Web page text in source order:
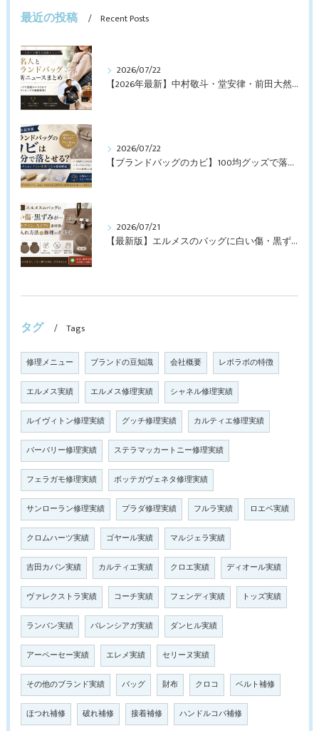
最近の投稿 Recent Posts
2026/07/22
【2026年最新】中村敬斗・堂安律・前田大然も愛用！日本代表選手が持つブランドバッグとは？修理・メンテナンス方法も解説
2026/07/22
【ブランドバッグのカビ】100均グッズで落とせる？プロが教えるNGなお手入れと修理すべきケース【最新版】
2026/07/21
【最新版】エルメスのバッグに白い傷・黒ずみが…トゴ・エプソン・スイフト素材別のお手入れ方法と修理のポイント
タグ Tags
修理メニュー ブランドの豆知識 会社概要 レボラボの特徴
エルメス実績 エルメス修理実績 シャネル修理実績
ルイヴィトン修理実績 グッチ修理実績 カルティエ修理実績
バーバリー修理実績 ステラマッカートニー修理実績
フェラガモ修理実績 ボッテガヴェネタ修理実績
サンローラン修理実績 プラダ修理実績 フルラ実績 ロエベ実績
クロムハーツ実績 ゴヤール実績 マルジェラ実績
吉田カバン実績 カルティエ実績 クロエ実績 ディオール実績
ヴァレクストラ実績 コーチ実績 フェンディ実績 トッズ実績
ランバン実績 バレンシアガ実績 ダンヒル実績
アーペーセー実績 エレメ実績 セリーヌ実績
その他のブランド実績 バッグ 財布 クロコ ベルト補修
ほつれ補修 破れ補修 接着補修 ハンドルコバ補修